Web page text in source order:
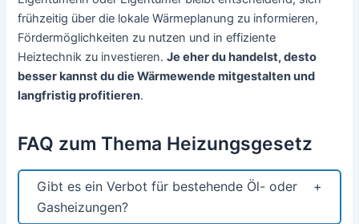
frühzeitig über die lokale Wärmeplanung zu informieren,
Fördermöglichkeiten zu nutzen und in effiziente
Heiztechnik zu investieren.Je eher du handelst, desto
besser kannst du die Wärmewende mitgestalten und
langfristig profitieren.
FAQ zum Thema Heizungsgesetz
Gibt es ein Verbot für bestehende Öl- oder
Gasheizungen?